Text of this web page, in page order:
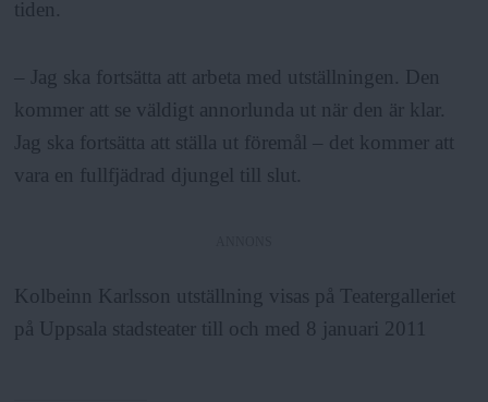
tiden.
– Jag ska fortsätta att arbeta med utställningen. Den
kommer att se väldigt annorlunda ut när den är klar.
Jag ska fortsätta att ställa ut föremål – det kommer att
vara en fullfjädrad djungel till slut.
Kolbeinn Karlsson utställning visas på Teatergalleriet
på Uppsala stadsteater till och med 8 januari 2011